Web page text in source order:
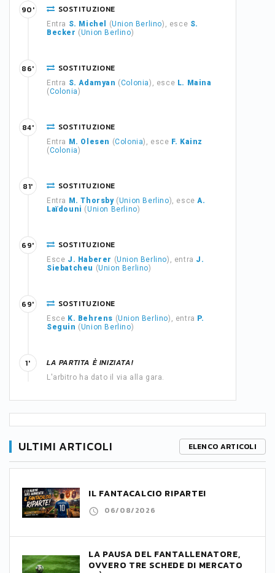
SOSTITUZIONE
Entra S. Michel (Union Berlino), esce S.
Becker (Union Berlino)
90'
SOSTITUZIONE
Entra S. Adamyan (Colonia), esce L. Maina
(Colonia)
86'
SOSTITUZIONE
Entra M. Olesen (Colonia), esce F. Kainz
(Colonia)
84'
SOSTITUZIONE
Entra M. Thorsby(Union Berlino), esceA.
Laïdouni (Union Berlino)
81'
SOSTITUZIONE
Esce J. Haberer (Union Berlino), entra J.
Siebatcheu (Union Berlino)
69'
SOSTITUZIONE
Esce K. Behrens (Union Berlino), entra P.
Seguin (Union Berlino)
69'
LA PARTITA È INIZIATA!
L'arbitro ha dato il via alla gara.
1'
ULTIMI ARTICOLI ELENCO ARTICOLI
IL FANTACALCIO RIPARTE!
06/08/2026
LA PAUSA DEL FANTALLENATORE,
OVVERO TRE SCHEDE DI MERCATO